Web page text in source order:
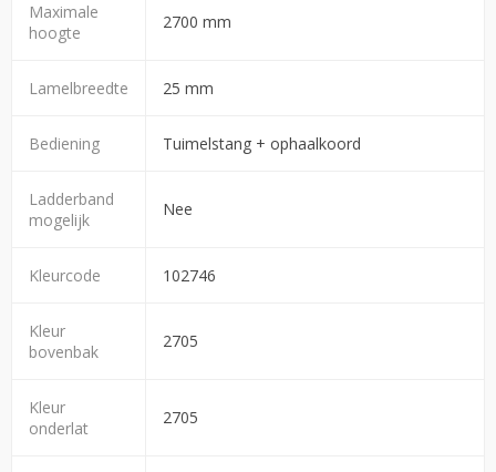
Maximale
hoogte
2700 mm
Lamelbreedte 25 mm
Bediening Tuimelstang + ophaalkoord
Ladderband
mogelijk
Nee
Kleurcode 102746
Kleur
bovenbak
2705
Kleur
onderlat
2705